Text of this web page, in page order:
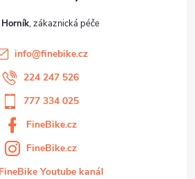
info@finebike.cz
224 247 526
777 334 025
FineBike.cz
FineBike.cz
FineBike Youtube kanál